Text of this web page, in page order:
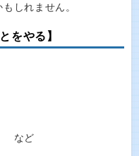
しれません。
をやる】
など